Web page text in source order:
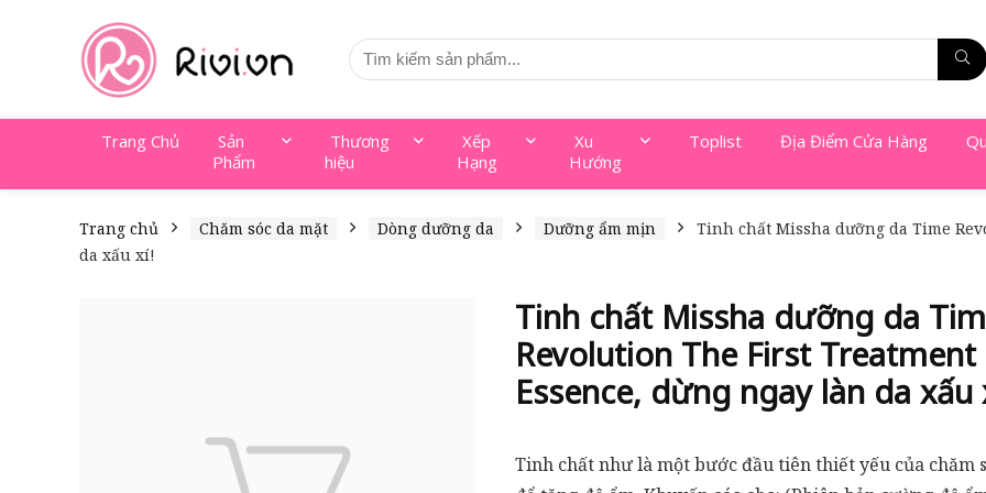
Trang Chủ
Sản
Phẩm
Thương
hiệu
Xếp
Hạng
Xu
Hướng
Toplist Địa Điểm Cửa Hàng
Trang chủ Chăm sóc da mặt Dòng dưỡng da Dưỡng ẩm mịn
Tinh chất Missha dưỡng da Time
da xấu xí!
Tinh chất Missha dưỡng da
Revolution The First Treatment
Essence, dừng ngay làn da xấu
Tinh chất như là một bước đầu tiên thiết yếu của chăm